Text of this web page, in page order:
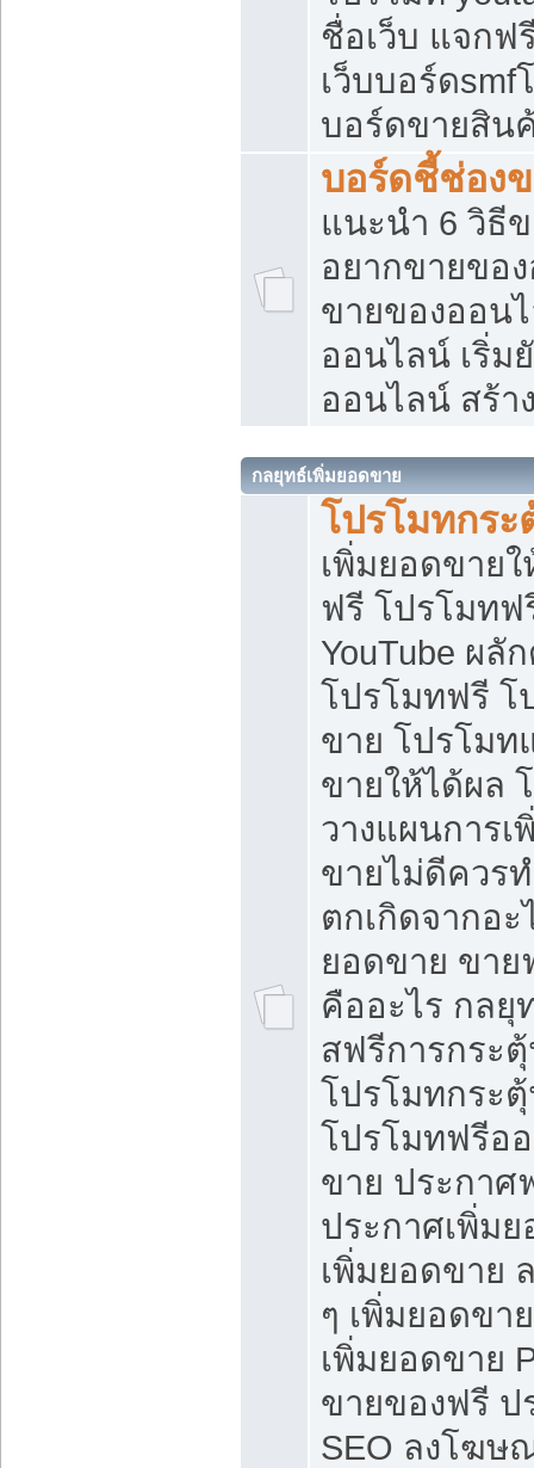
ชื่อเว็บ แจกฟ
เว็บบอร์ดsmf
บอร์ดขายสิน
บอร์ดชี้ช่อง
แนะนำ 6 วิธี
อยากขายขอ
ขายของออน
ออนไลน์ เริ่ม
ออนไลน์ สร้า
กลยุทธ์เพิ่มยอดขาย
โปรโมทกร
เพิ่มยอดขายใ
ฟรี โปรโมทฟ
YouTube ผลั
โปรโมทฟรี โ
ขาย โปรโมท
ขายให้ได้ผล
วางแผนการ
ขายไม่ดีควร
ตกเกิดจากอะ
ยอดขาย ขาย
คืออะไร กลยุ
สฟรีการกระ
โปรโมทกระ
โปรโมทฟรีอ
ขาย ประกาศ
ประกาศเพิ่ม
เพิ่มยอดขาย
ๆ เพิ่มยอดขา
เพิ่มยอดขาย
ขายของฟรี ป
SEO ลงโฆษ